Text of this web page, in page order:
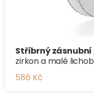
Stříbrný
zirkon a malé
586 Kč